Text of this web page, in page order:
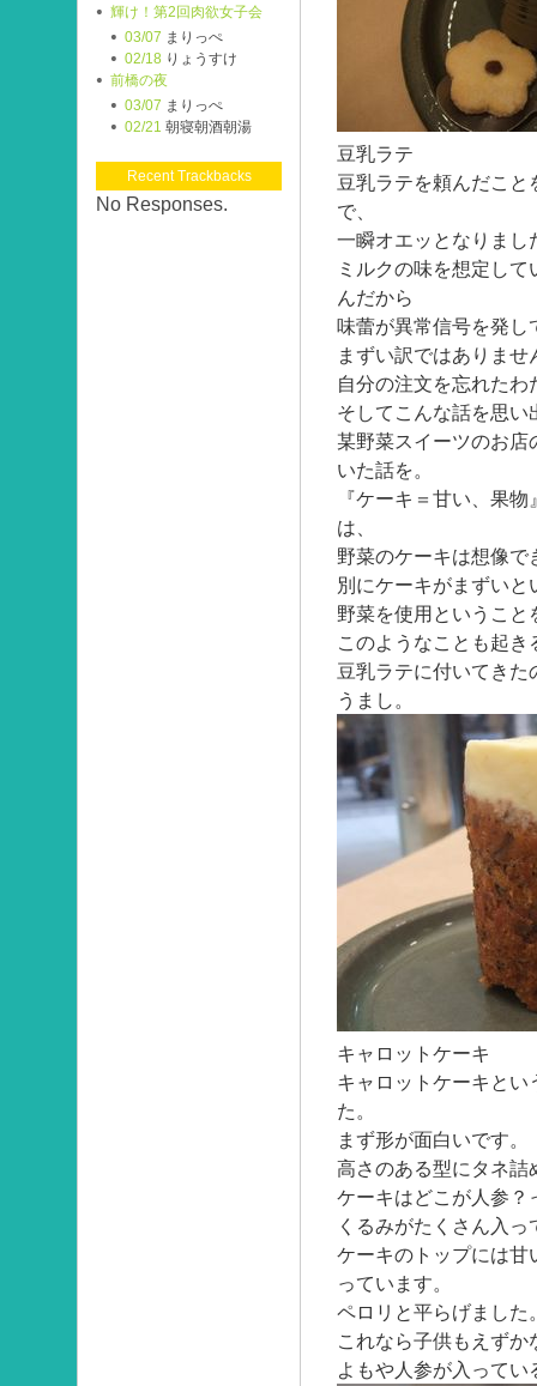
豆乳ラテ
豆乳ラテを頼んだこ
で、
一瞬オエッとなりまし
ミルクの味を想定し
んだから
味蕾が異常信号を発し
まずい訳ではありませ
自分の注文を忘れた
そしてこんな話を思い
某野菜スイーツのお店
いた話を。
『ケーキ＝甘い、果
は、
野菜のケーキは想像
別にケーキがまずいと
野菜を使用というこ
このようなことも起き
豆乳ラテに付いてきた
うまし。
キャロットケーキ
キャロットケーキと
た。
まず形が面白いです。
高さのある型にタネ詰
ケーキはどこが人参？
くるみがたくさん入っ
ケーキのトップには甘
っています。
ペロリと平らげました
これなら子供もえずか
よもや人参が入ってい
輝け！第2回肉欲女子会
03/07 まりっぺ
02/18 りょうすけ
前橋の夜
03/07 まりっぺ
02/21 朝寝朝酒朝湯
Recent Trackbacks
No Responses.